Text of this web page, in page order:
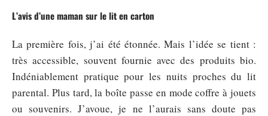
L’avis d’une maman sur le lit en carton
La première fois, j’ai été étonnée. Mais l’idée se tient :
très accessible, souvent fournie avec des produits bio.
Indéniablement pratique pour les nuits proches du lit
parental. Plus tard, la boîte passe en mode coffre à jouets
ou souvenirs. J’avoue, je ne l’aurais sans doute pas